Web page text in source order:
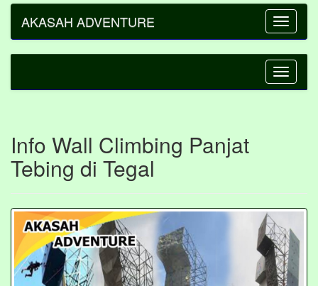
Toggle
AKASAH ADVENTURE
Toggle
Info Wall Climbing Panjat
Tebing di Tegal